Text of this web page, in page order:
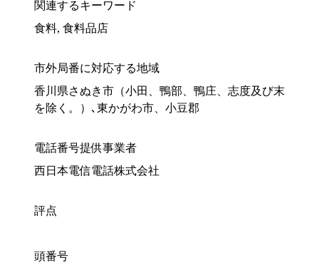
関連するキーワード
食料, 食料品店
市外局番に対応する地域
香川県さぬき市（小田、鴨部、鴨庄、志度及び末
を除く。）､東かがわ市、小豆郡
電話番号提供事業者
西日本電信電話株式会社
評点
頭番号